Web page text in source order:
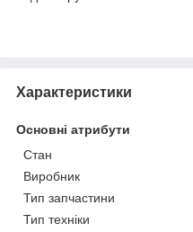
Характеристики
Основні атрибути
Стан
Виробник
Тип запчастини
Тип техніки